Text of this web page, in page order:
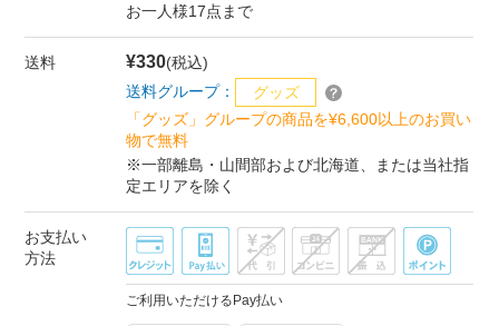
お一人様17点まで
送料 ¥330(税込)
送料グループ：
グッズ
「グッズ」グループの商品を¥6,600以上のお買い
物で無料
※一部離島・山間部および北海道、または当社指
定エリアを除く
お支払い
方法
ご利用いただけるPay払い